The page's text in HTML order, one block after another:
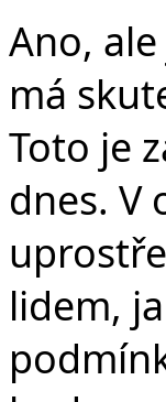
Ano,
má
Toto je
dnes. V
lidem,